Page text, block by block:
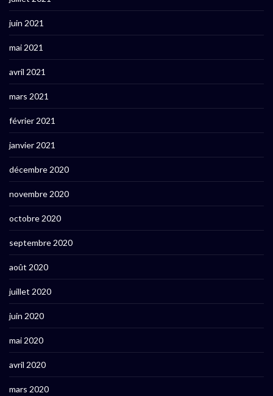
juin 2021
mai 2021
avril 2021
mars 2021
février 2021
janvier 2021
décembre 2020
novembre 2020
octobre 2020
septembre 2020
août 2020
juillet 2020
juin 2020
mai 2020
avril 2020
mars 2020